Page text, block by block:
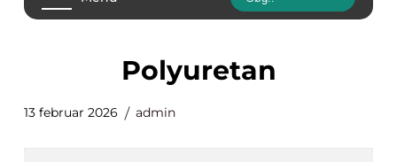
polyuretan
13 februar 2026 admin